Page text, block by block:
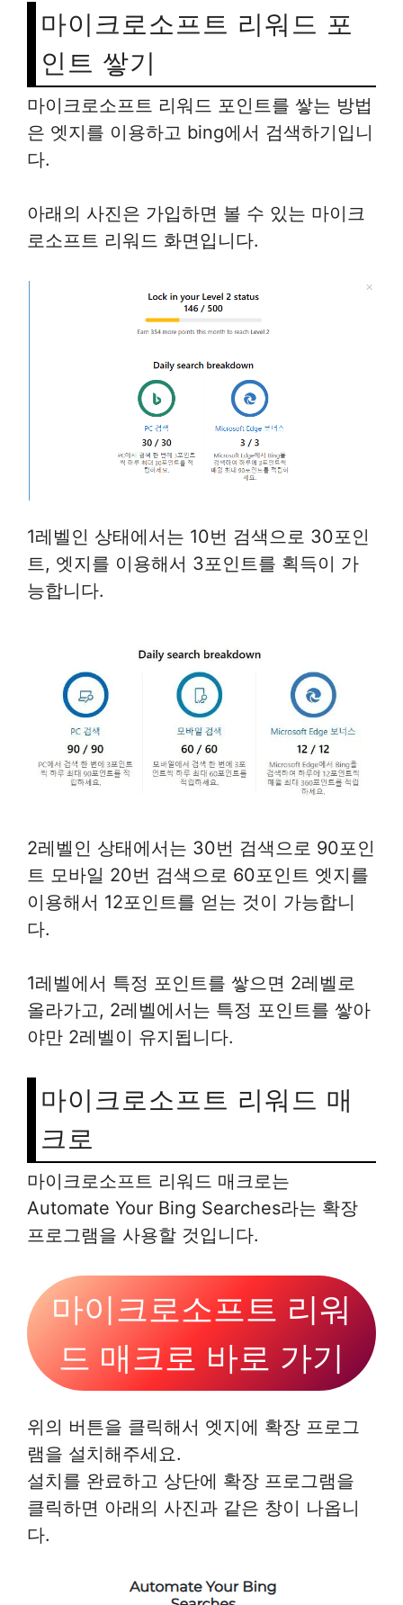
마이크로소프트 리워드 포
인트 쌓기
마이크로소프트 리워드 포인트를 쌓는 방법
은 엣지를 이용하고 bing에서 검색하기입니
다.
아래의 사진은 가입하면 볼 수 있는 마이크
로소프트 리워드 화면입니다.
1레벨인 상태에서는 10번 검색으로 30포인
트, 엣지를 이용해서 3포인트를 획득이 가
능합니다.
2레벨인 상태에서는 30번 검색으로 90포인
트 모바일 20번 검색으로 60포인트 엣지를
이용해서 12포인트를 얻는 것이 가능합니
다.
1레벨에서 특정 포인트를 쌓으면 2레벨로
올라가고, 2레벨에서는 특정 포인트를 쌓아
야만 2레벨이 유지됩니다.
마이크로소프트 리워드 매
크로
마이크로소프트 리워드 매크로는
Automate Your Bing Searches라는 확장
프로그램을 사용할 것입니다.
마이크로소프트 리워
드 매크로 바로 가기
위의 버튼을 클릭해서 엣지에 확장 프로그
램을 설치해주세요.
설치를 완료하고 상단에 확장 프로그램을
클릭하면 아래의 사진과 같은 창이 나옵니
다.